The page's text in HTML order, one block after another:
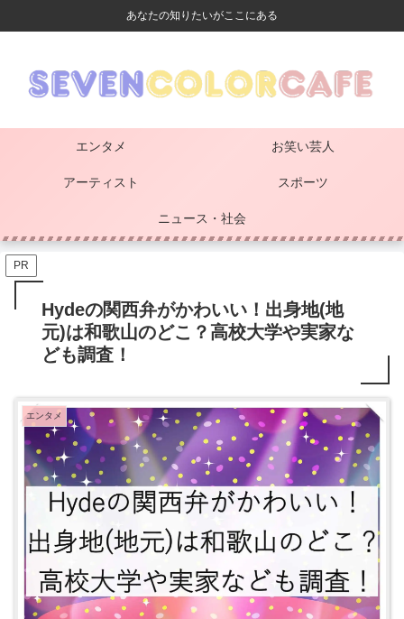
あなたの知りたいがここにある
エンタメ お笑い芸人
アーティスト スポーツ
ニュース・社会
PR
Hydeの関西弁がかわいい！出身地(地
元)は和歌山のどこ？高校大学や実家な
ども調査！
エンタメ